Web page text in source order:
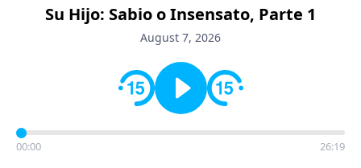
Su Hijo: Sabio o Insensato, Parte 1
August 7, 2026
00:00 26:19